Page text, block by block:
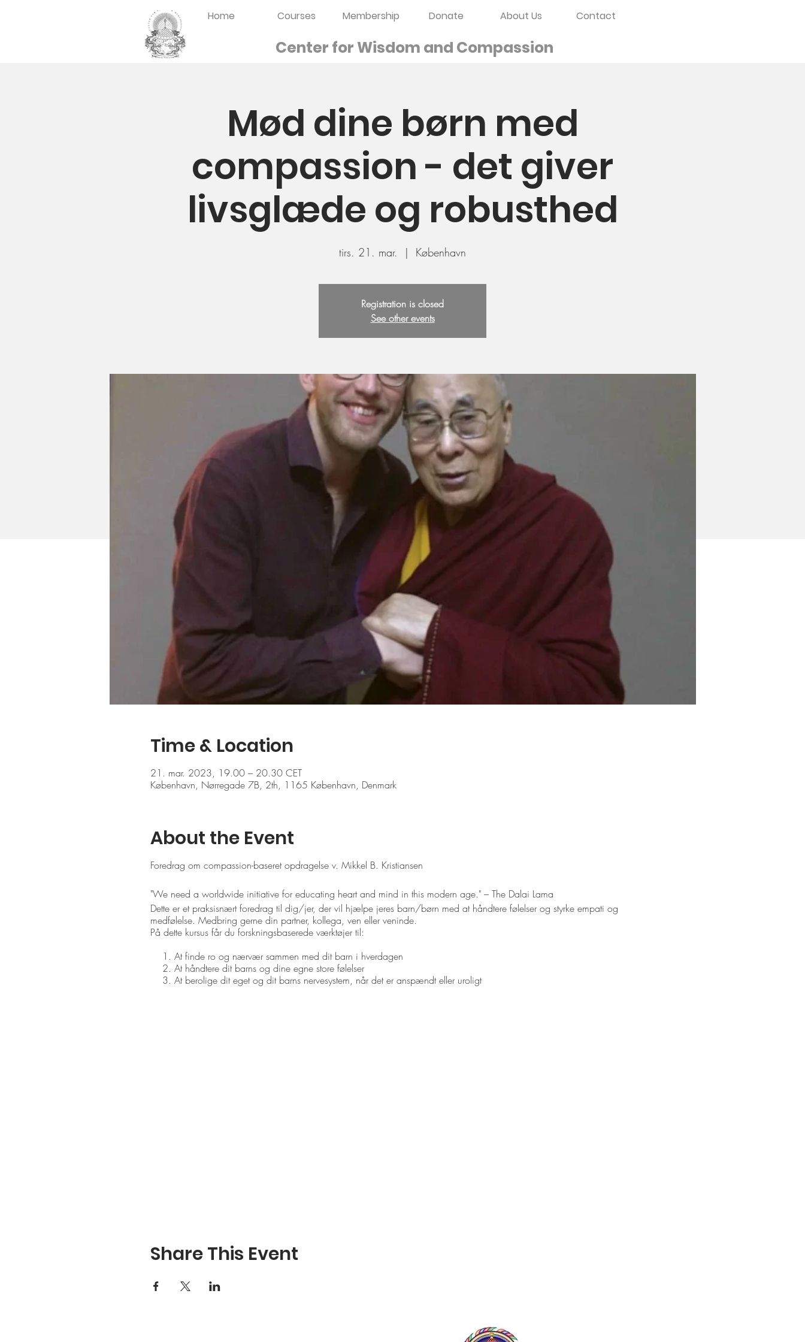
Home Courses Membership Donate About Us Contact
Center for Wisdom and Compassion
Mød dine børn med
compassion - det giver
livsglæde og robusthed
tirs. 21. mar.
  |
København
Registration is closed
See other events
Time & Location
21. mar. 2023, 19.00 – 20.30 CET
København, Nørregade 7B, 2th, 1165 København, Denmark
About the Event
Foredrag om compassion-baseret opdragelse v. Mikkel B. Kristiansen
"We need a worldwide initiative for educating heart and mind in this modern age." – The Dalai Lama
Dette er et praksisnært foredrag til dig/jer, der vil hjælpe jeres barn/børn med at håndtere følelser og styrke empati og
medfølelse. Medbring gerne din partner, kollega, ven eller veninde.
På dette kursus får du forskningsbaserede værktøjer til:
At finde ro og nærvær sammen med dit barn i hverdagen
At håndtere dit barns og dine egne store følelser
At berolige dit eget og dit barns nervesystem, når det er anspændt eller uroligt
Share This Event